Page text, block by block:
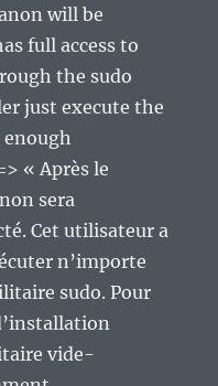
will be
full access to
the sudo
just execute the
« Après le
sera
Cet utilisateur a
n’importe
sudo. Pour
vide-